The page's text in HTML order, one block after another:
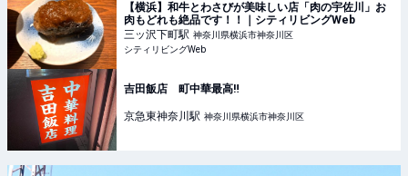
【横浜】和牛とわさびが美味しい店「肉の宇佐川」お
肉もどれも絶品です！！｜シティリビングWeb
三ッ沢下町駅 神奈川県横浜市神奈川区
シティリビングWeb
吉田飯店 町中華最高‼️
京急東神奈川駅 神奈川県横浜市神奈川区